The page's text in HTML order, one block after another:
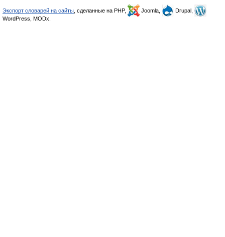
Экспорт словарей на сайты , сделанные на PHP, Joomla,
Drupal,
WordPress, MODx.